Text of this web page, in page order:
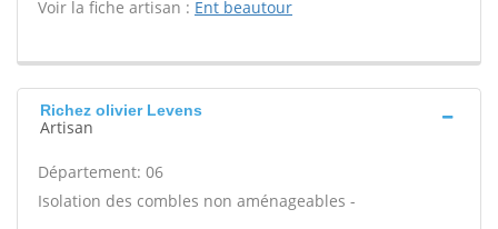
Voir la fiche artisan : Ent beautour
Richez olivier Levens
Artisan
Département: 06
Isolation des combles non aménageables -